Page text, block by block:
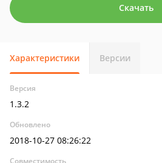
Скачать
Характеристики Версии
Версия
1.3.2
Обновлено
2018-10-27 08:26:22
Совместимость